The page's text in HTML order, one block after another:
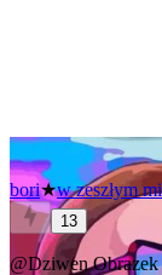
bori★w zeszłym
13
@DziwenObrazek